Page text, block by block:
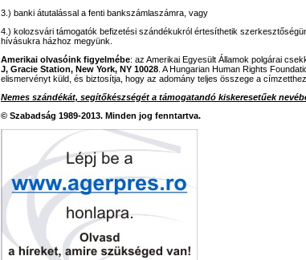
3.) banki átutalással a fenti bankszámlaszámra, vagy
4.) kolozsvári támogatók befizetési szándékukról értesíthetik
hívásukra házhoz megyünk.
Amerikai olvasóink figyelmébe: az Amerikai Egyesült Államok polgárai
J, Gracie Station, New York, NY 10028 . A Hungarian Human Rights
elismervényt küld, és biztosítja, hogy az adomány teljes összege a címzetthez
Nemes szándékát, segítőkészségét a támogatandó kiskeresetűek
© Szabadság 1989-2013. Minden jog fenntartva.